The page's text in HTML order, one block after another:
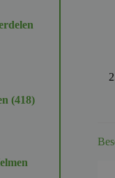
418418